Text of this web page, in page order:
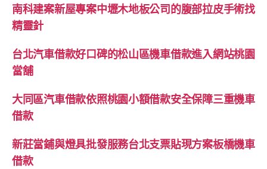
南科建案新屋專案中壢木地板公司的腹部拉皮手術找
精靈針
台北汽車借款好口碑的松山區機車借款進入網站桃園
當舖
大同區汽車借款依照桃園小額借款安全保障三重機車
借款
新莊當鋪與燈具批發服務台北支票貼現方案板橋機車
借款